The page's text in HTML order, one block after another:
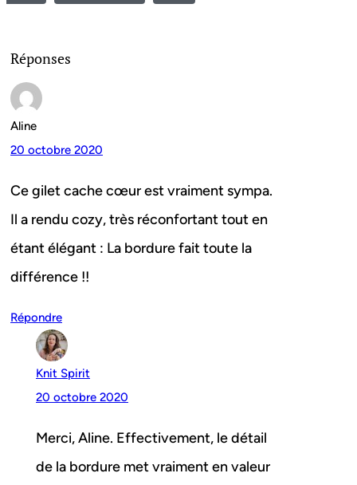
Réponses
Aline
20 octobre 2020
Ce gilet cache cœur est vraiment sympa.
Il a rendu cozy, très réconfortant tout en
étant élégant : La bordure fait toute la
différence !!
Répondre
Knit Spirit
20 octobre 2020
Merci, Aline. Effectivement, le détail
de la bordure met vraiment en valeur